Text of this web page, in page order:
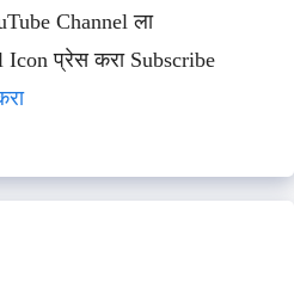
Channel ला
Icon प्रेस करा Subscribe